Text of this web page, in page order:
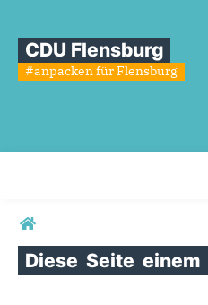
CDU Flensburg
#anpacken für Flensburg
Sie sind hier
Diese Seite einem